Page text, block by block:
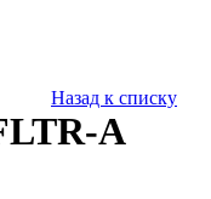
Назад к списку
A